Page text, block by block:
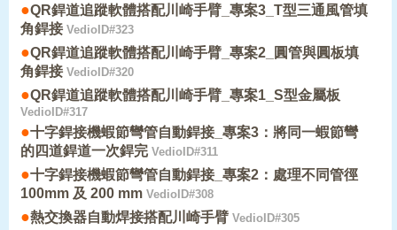
●QR銲道追蹤軟體搭配川崎手臂_專案3_T型三通風管填
角銲接VedioID#323
●QR銲道追蹤軟體搭配川崎手臂_專案2_圓管與圓板填
角銲接VedioID#320
●QR銲道追蹤軟體搭配川崎手臂_專案1_S型金屬板
VedioID#317
●十字銲接機蝦節彎管自動銲接_專案3：將同一蝦節彎
的四道銲道一次銲完 VedioID#311
●十字銲接機蝦節彎管自動銲接_專案2：處理不同管徑
100mm 及 200 mm VedioID#308
●熱交換器自動焊接搭配川崎手臂 VedioID#305